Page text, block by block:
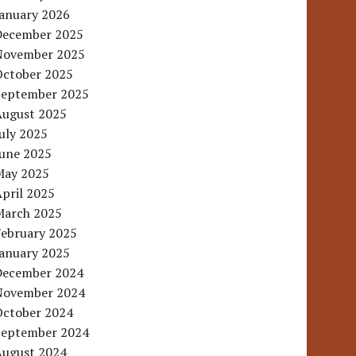
2026
2025
2025
2025
2025
2025
2025
2025
2025
2025
2025
2025
2025
2024
2024
2024
2024
2024